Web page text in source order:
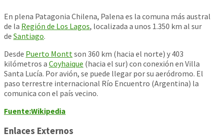
En plena Patagonia Chilena, Palena es la comuna más austral
de la Región de Los Lagos, localizada a unos 1.350 km al sur
de Santiago.
Desde Puerto Monttson 360 km (hacia el norte) y 403
kilómetros a Coyhaique (hacia el sur) con conexión en Villa
Santa Lucía. Por avión, se puede llegar por su aeródromo. El
paso terrestre internacional Río Encuentro (Argentina) la
comunica con el país vecino.
Fuente:Wikipedia
Enlaces Externos